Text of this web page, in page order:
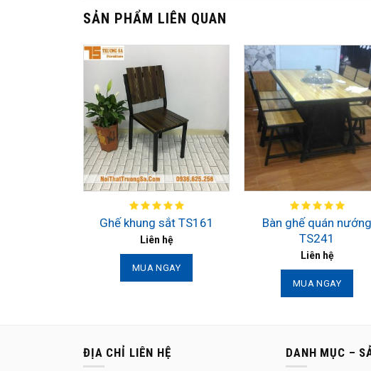
SẢN PHẨM LIÊN QUAN
Ghế khung sắt TS161
Liên hệ
MUA NGAY
Bàn ghế quán nướng
TS241
Liên hệ
MUA NGAY
ĐỊA CHỈ LIÊN HỆ DANH MỤC –